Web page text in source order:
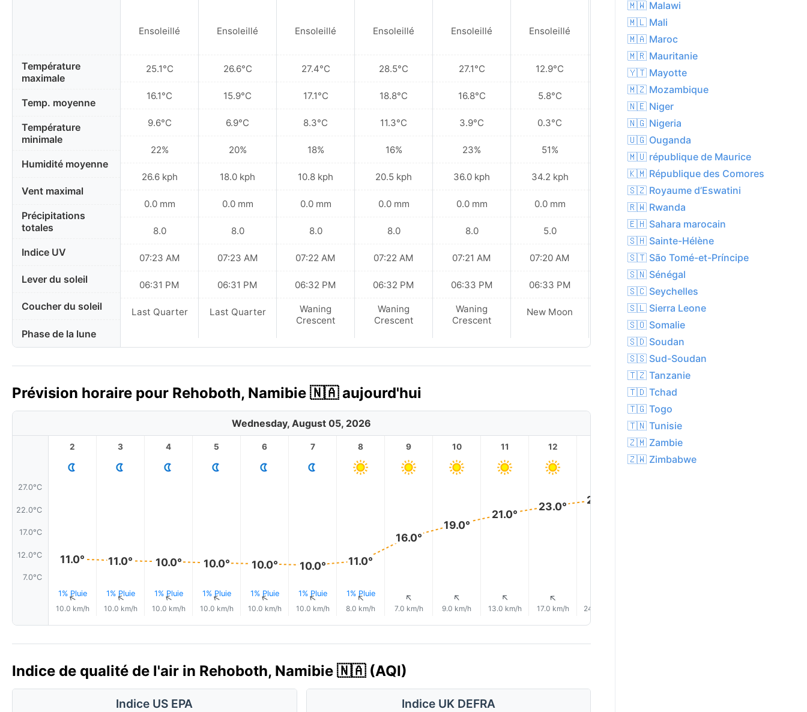
Température
maximale
Temp. moyenne
Température
minimale
Humidité moyenne
Vent maximal
Précipitations
totales
Indice UV
Lever du soleil
Coucher du soleil
Phase de la lune
Ensoleillé
25.1°C
16.1°C
9.6°C
22%
26.6 kph
0.0 mm
8.0
07:23 AM
06:31 PM
Last Quarter
Ensoleillé
26.6°C
15.9°C
6.9°C
20%
18.0 kph
0.0 mm
8.0
07:23 AM
06:31 PM
Last Quarter
Ensoleillé
27.4°C
17.1°C
8.3°C
18%
10.8 kph
0.0 mm
8.0
07:22 AM
06:32 PM
Waning
Crescent
Ensoleillé
28.5°C
18.8°C
11.3°C
16%
20.5 kph
0.0 mm
8.0
07:22 AM
06:32 PM
Waning
Crescent
Ensoleillé
27.1°C
16.8°C
3.9°C
23%
36.0 kph
0.0 mm
8.0
07:21 AM
06:33 PM
Waning
Crescent
Ensoleillé
12.9°C
5.8°C
0.3°C
51%
34.2 kph
0.0 mm
5.0
07:20 AM
06:33 PM
New Moon
18.3°C
6.9°C
-1.3°C
39%
24.1 kph
0.0 mm
6.0
07:19 AM
06:33 PM
New Moon
Prévision horaire pour Rehoboth, Namibie 🇳🇦 aujourd'hui
Wednesday, August 05, 2026
27.0°C
22.0°C
17.0°C
12.0°C
7.0°C
2
11.0°
1% Pluie
↑
10.0 km/h
3
11.0°
1% Pluie
↑
10.0 km/h
4
10.0°
1% Pluie
↑
10.0 km/h
5
10.0°
1% Pluie
↑
10.0 km/h
6
10.0°
1% Pluie
↑
10.0 km/h
7
10.0°
1% Pluie
↑
10.0 km/h
8
11.0°
1% Pluie
↑
8.0 km/h
9
16.0°
↑
7.0 km/h
10
19.0°
↑
9.0 km/h
11
21.0°
↑
13.0 km/h
12
23.0°
↑
17.0 km/h
24.0°
24.0 km/h
14
Indice de qualité de l'air in Rehoboth, Namibie 🇳🇦 (AQI)
Indice US EPA Indice UK DEFRA
🇲🇼 Malawi
🇲🇱 Mali
🇲🇦 Maroc
🇲🇷 Mauritanie
🇾🇹 Mayotte
🇲🇿 Mozambique
🇳🇪 Niger
🇳🇬 Nigeria
🇺🇬 Ouganda
🇲🇺 république de Maurice
🇰🇲 République des Comores
🇸🇿 Royaume d’Eswatini
🇷🇼 Rwanda
🇪🇭 Sahara marocain
🇸🇭 Sainte-Hélène
🇸🇹 São Tomé-et-Príncipe
🇸🇳 Sénégal
🇸🇨 Seychelles
🇸🇱 Sierra Leone
🇸🇴 Somalie
🇸🇩 Soudan
🇸🇸 Sud-Soudan
🇹🇿 Tanzanie
🇹🇩 Tchad
🇹🇬 Togo
🇹🇳 Tunisie
🇿🇲 Zambie
🇿🇼 Zimbabwe